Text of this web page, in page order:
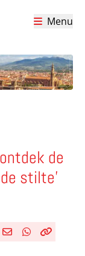
Menu
de
stilte’